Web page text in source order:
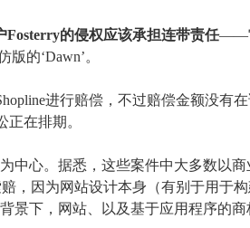
Fosterry的侵权应该承担连带责任——
的‘Dawn’。
进行赔偿，不过赔偿金额没有
在排期。
中心。据悉，这些案件中大多数以商
，因为网站设计本身（有别于用于
景下，网站、以及基于应用程序的商